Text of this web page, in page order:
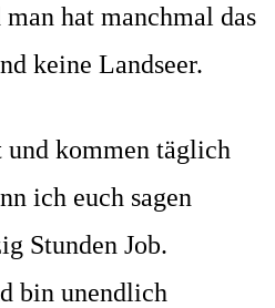
hat manchmal das
keine Landseer.
kommen täglich
ich euch sagen
Stunden Job.
bin unendlich